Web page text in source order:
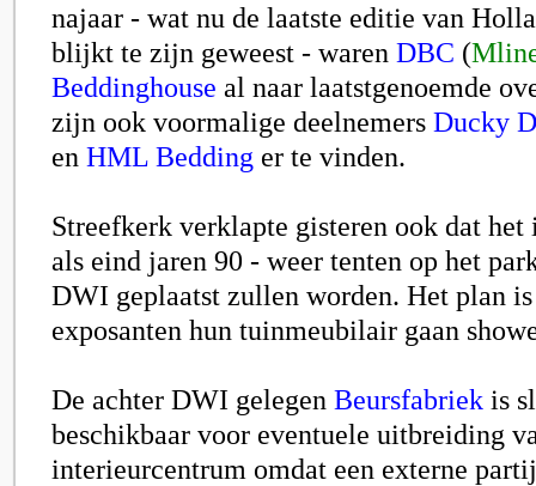
najaar - wat nu de laatste editie van
blijkt te zijn geweest - waren DBC (
Beddinghouse al naar laatstgenoemde
zijn ook voormalige deelnemers Ducky
en HML Bedding er te vinden.
Streefkerk verklapte gisteren ook dat het
als eind jaren 90 - weer tenten op het
DWI geplaatst zullen worden. Het plan
exposanten hun tuinmeubilair gaan
De achter DWI gelegen Beursfabriek is
beschikbaar voor eventuele uitbreiding
interieurcentrum omdat een externe